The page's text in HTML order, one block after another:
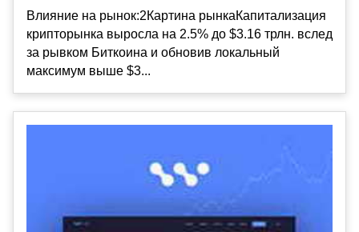
Влияние на рынок:2Картина рынкаКапитализация
крипторынка выросла на 2.5% до $3.16 трлн. вслед
за рывком Биткоина и обновив локальный
максимум выше $3...